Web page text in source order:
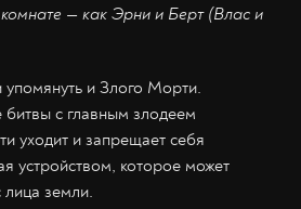
— как Эрни и Берт (Влас и
и Злого Морти.
с главным злодеем
уходит и запрещает себя
устройством, которое может
лица земли.